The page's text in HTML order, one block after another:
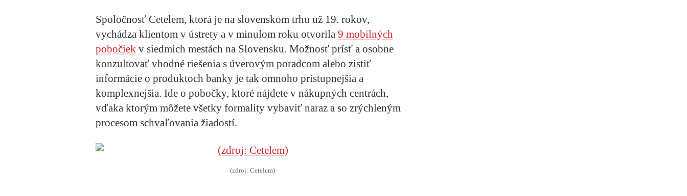
Spoločnosť Cetelem, ktorá je na slovenskom trhu už 19. rokov,
vychádza klientom v ústrety a v minulom roku otvorila 9 mobilných
pobočiek v siedmich mestách na Slovensku. Možnosť prísť a osobne
konzultovať vhodné riešenia s úverovým poradcom alebo zistiť
informácie o produktoch banky je tak omnoho prístupnejšia a
komplexnejšia. Ide o pobočky, ktoré nájdete v nákupných centrách,
vďaka ktorým môžete všetky formality vybaviť naraz a so zrýchleným
procesom schvaľovania žiadostí.
(zdroj: Cetelem)